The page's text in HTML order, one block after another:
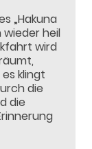
„Hakuna
wieder heil
wird
klingt
die
die